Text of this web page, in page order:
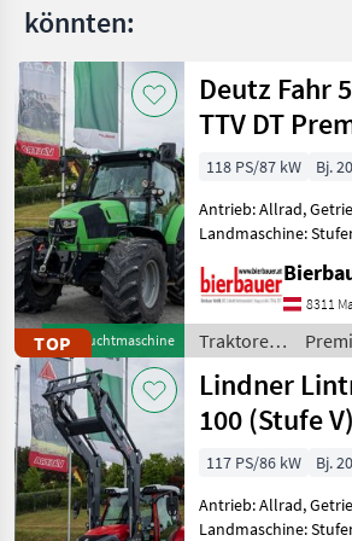
könnten:
TOPGebrauchtmaschine
Deutz Fahr
TTV DT
Plus
118 PS/87 kW Bj.
Antrieb: Allrad,
Landmaschine:
Zapfwellendrehzahl:
540/540E/1000,
km/h: 50 km/h,
8311
Traktoren
/ Deutz
Fahr
Lindner
100 (Stufe V)
117 PS/86 kW Bj.
Antrieb: Allrad,
Landmaschine: